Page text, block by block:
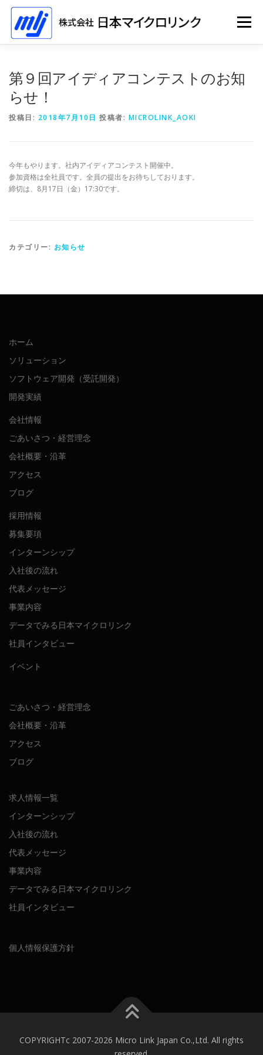
メニュー
第９回アイディアコンテストのお知
らせ！
投稿日: 2018年7月10日 投稿者: MICROLINK_AOKI
今年もやります。社内アイディアコンテスト開催中。
参加資格は全社員です。全員の提出をお待ちしております。
締切は、8月17日（金）17:30です。
カテゴリー: お知らせ
ホーム
ソリューション
ソフトウェア開発（受託開発）
開発実績
会社情報
ごあいさつ・経営理念
会社概要・沿革
アクセス
ブログ
採用情報
募集要項
インターンシップ
入社後の流れ
代表メッセージ
事業内容
データでみる日本マイクロリンク
社員インタビュー
イベント
ごあいさつ・経営理念
会社概要・沿革
アクセス
ブログ
求人情報一覧
インターンシップ
入社後の流れ
代表メッセージ
事業内容
データでみる日本マイクロリンク
社員インタビュー
個人情報保護方針
COPYRIGHTc 2007-2026 Micro Link Japan Co.,Ltd. All rights